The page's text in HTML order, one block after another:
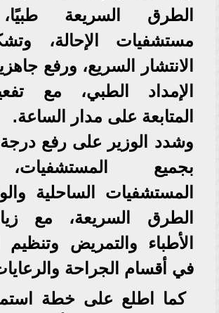
الطرق السريعة
مستشفيات الإحالة،
الانتشار السريع، ورفع
الإمداد الطبي، مع
المتابعة على مدار الساعة.
وشدد الوزير على رفع درجة
بجميع
المستشفيات الساحلية
الطرق السريعة، مع
الأطباء والتمريض وتنظيم
في أقسام الجراحة
كما اطلع على خطة